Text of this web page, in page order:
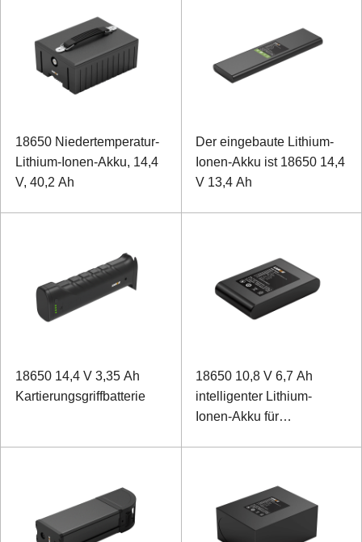
18650 Niedertemperatur-
Lithium-Ionen-Akku, 14,4
V, 40,2 Ah
Der eingebaute Lithium-
Ionen-Akku ist 18650 14,4
V 13,4 Ah
18650 14,4 V 3,35 Ah
Kartierungsgriffbatterie
18650 10,8 V 6,7 Ah
intelligenter Lithium-
Ionen-Akku für